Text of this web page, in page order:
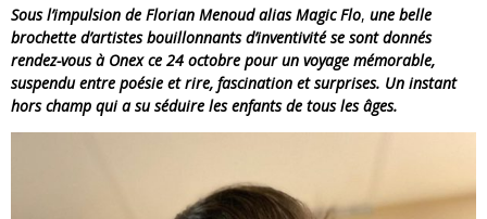
« Le Vent dand les Saules » - Une Belle Histoire !
« Damn Them All » - Un duo de Choc !
« Love is a Boxing Ring (Tomes 1 & 2) » – Un Passé Trouble !
Sous l’impulsion de Florian Menoud alias Magic Flo, une belle
brochette d’artistes bouillonnants d’inventivité se sont donnés
rendez-vous à Onex ce 24 octobre pour un voyage mémorable,
suspendu entre poésie et rire, fascination et surprises. Un instant
hors champ qui a su séduire les enfants de tous les âges.